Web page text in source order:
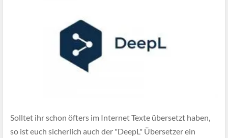
Solltet ihr schon öfters im Internet Texte übersetzt haben,
so ist euch sicherlich auch der "DeepL" Übersetzer ein